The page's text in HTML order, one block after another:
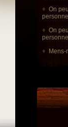
On
On
Mens-